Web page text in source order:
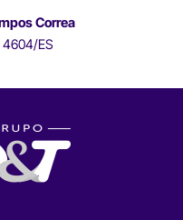
Correa
4604/ES